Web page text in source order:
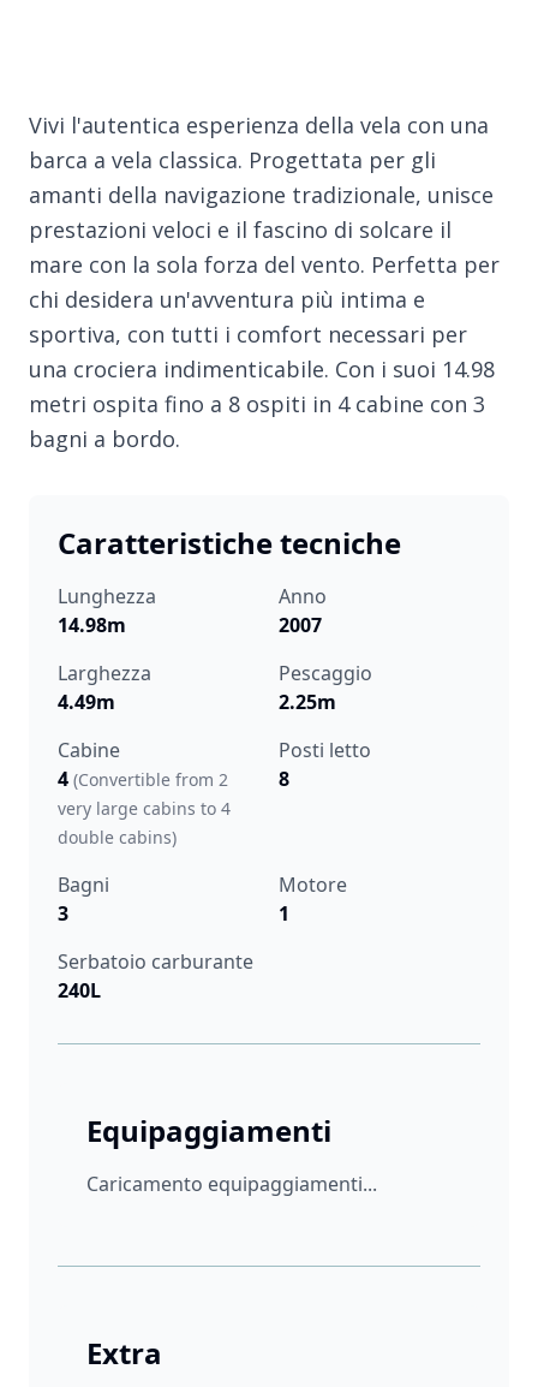
Vivi l'autentica esperienza della vela con una
barca a vela classica. Progettata per gli
amanti della navigazione tradizionale, unisce
prestazioni veloci e il fascino di solcare il
mare con la sola forza del vento. Perfetta per
chi desidera un'avventura più intima e
sportiva, con tutti i comfort necessari per
una crociera indimenticabile. Con i suoi 14.98
metri ospita fino a 8 ospiti in 4 cabine con 3
bagni a bordo.
Caratteristiche tecniche
Lunghezza
14.98m
Anno
2007
Larghezza
4.49m
Pescaggio
2.25m
Cabine
4 (Convertible from 2
very large cabins to 4
double cabins)
Posti letto
8
Bagni
3
Motore
1
Serbatoio carburante
240L
Equipaggiamenti
Caricamento equipaggiamenti...
Extra